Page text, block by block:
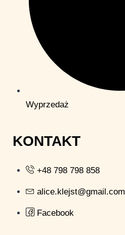
Wyprzedaż
KONTAKT
+48 798 798 858
alice.klejst@gmail.com
Facebook